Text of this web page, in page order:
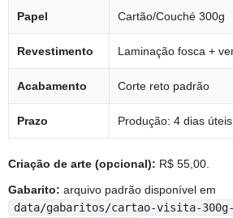
Papel Cartão/Couché 300g
Revestimento Laminação fosca +
Acabamento Corte reto padrão
Prazo Produção: 4 dias
Criação de arte (opcional): R$ 55,00.
Gabarito: arquivo padrão disponível em
data/gabaritos/cartao-visita-